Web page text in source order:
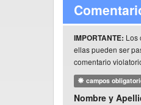
IMPORTANTE: Los
ellas pueden ser
comentario
campos
Nombre y